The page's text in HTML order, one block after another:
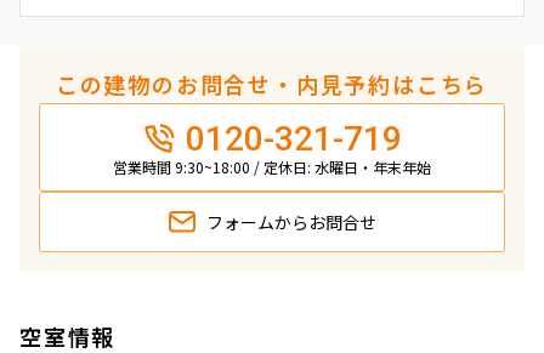
この建物のお問合せ・内見予約はこちら
0120-321-719
営業時間 9:30~18:00 / 定休日: 水曜日・年末年始
フォームから お問合せ
空室情報